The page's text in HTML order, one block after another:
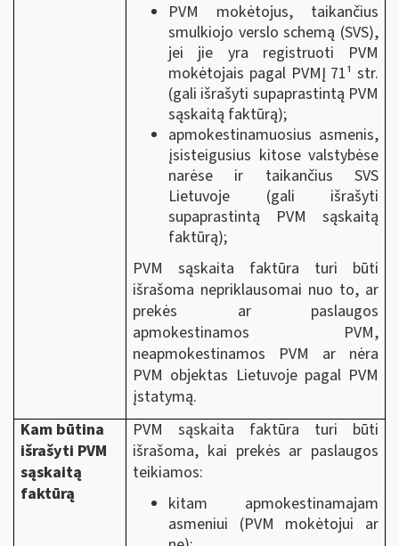
PVM mokėtojus, taikančius
smulkiojo verslo schemą (SVS),
jei jie yra registruoti PVM
mokėtojais pagal PVMĮ 71¹ str.
(gali išrašyti supaprastintą PVM
sąskaitą faktūrą);
apmokestinamuosius asmenis,
įsisteigusius kitose valstybėse
narėse ir taikančius SVS
Lietuvoje (gali išrašyti
supaprastintą PVM sąskaitą
faktūrą);
PVM sąskaita faktūra turi būti
išrašoma nepriklausomai nuo to, ar
prekės ar paslaugos
apmokestinamos PVM,
neapmokestinamos PVM ar nėra
PVM objektas Lietuvoje pagal PVM
įstatymą.
Kam būtina
išrašyti PVM
sąskaitą
faktūrą
PVM sąskaita faktūra turi būti
išrašoma, kai prekės ar paslaugos
teikiamos:
kitam apmokestinamajam
asmeniui (PVM mokėtojui ar